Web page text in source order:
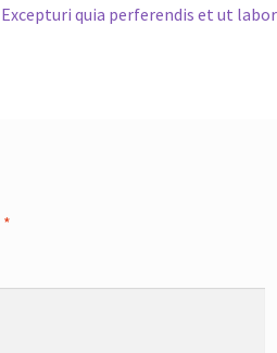
Next
Excepturi quia perferendis et ut
*